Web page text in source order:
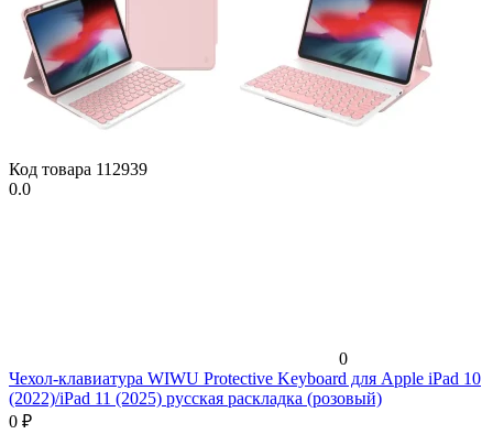
Код товара 112939
0.0
0
Чехол-клавиатура WIWU Protective Keyboard для Apple iPad 10
(2022)/iPad 11 (2025) русская раскладка (розовый)
0 ₽